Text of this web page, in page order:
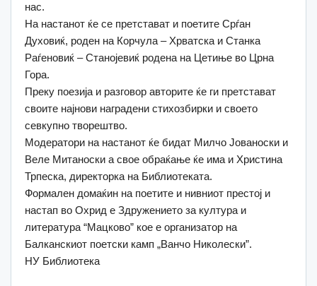
нас.
На настанот ќе се претстават и поетите Срѓан
Духовиќ, роден на Корчула – Хрватска и Станка
Раѓеновиќ – Станојевиќ родена на Цетиње во Црна
Гора.
Преку поезија и разговор авторите ќе ги претстават
своите најнови наградени стихозбирки и своето
севкупно творештво.
Модератори на настанот ќе бидат Милчо Јованоски и
Веле Митаноски а свое обраќање ќе има и Христина
Трпеска, директорка на Библиотеката.
Формален домаќин на поетите и нивниот престој и
настап во Охрид е Здружението за култура и
литература “Мацково” кое е организатор на
Балканскиот поетски камп „Ванчо Николески”.
НУ Библиотека